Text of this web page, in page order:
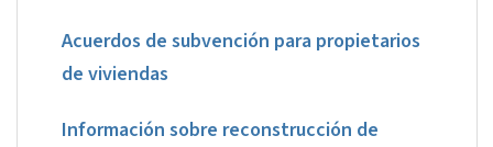
Acuerdos de subvención para propietarios
de viviendas
Información sobre reconstrucción de